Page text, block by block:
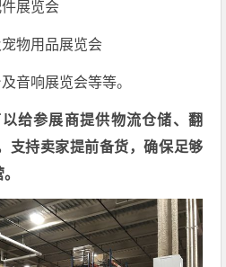
展览会
物用品展览会
音响展览会等等。
给参展商提供物流仓储、翻
支持卖家提前备货，确保足够